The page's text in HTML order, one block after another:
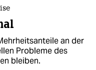
an der
Probleme des
bleiben.